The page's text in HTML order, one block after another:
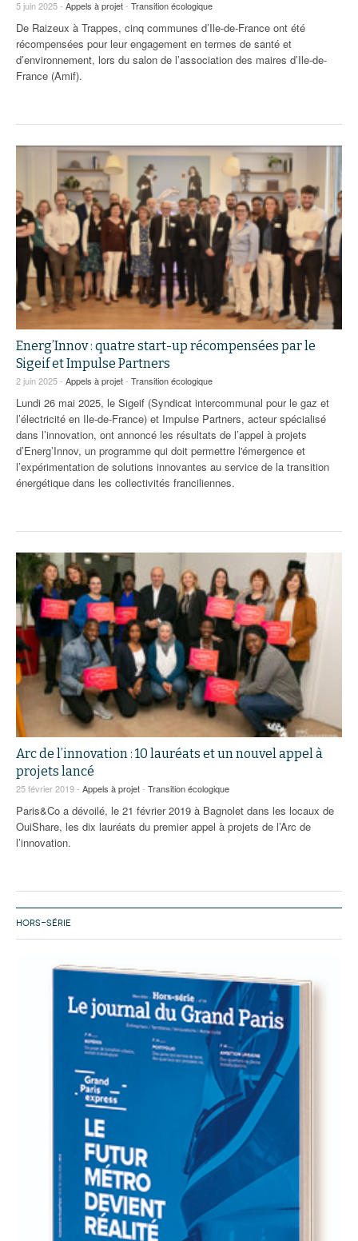
94
95
5 juin 2025 - Appels à projet- Transition écologique
De Raizeux à Trappes, cinq communes d’Ile-de-France ont été
récompensées pour leur engagement en termes de santé et
d’environnement, lors du salon de l’association des maires d’Ile-de-
France (Amif).
Energ’Innov : quatre start-up récompensées par le
Sigeif et Impulse Partners
2 juin 2025 - Appels à projet- Transition écologique
Lundi 26 mai 2025, le Sigeif (Syndicat intercommunal pour le gaz et
l’électricité en Ile-de-France) et Impulse Partners, acteur spécialisé
dans l’innovation, ont annoncé les résultats de l’appel à projets
d’Energ’Innov, un programme qui doit permettre l'émergence et
l’expérimentation de solutions innovantes au service de la transition
énergétique dans les collectivités franciliennes.
Arc de l’innovation : 10 lauréats et un nouvel appel à
projets lancé
25 février 2019 - Appels à projet- Transition écologique
Paris&Co a dévoilé, le 21 février 2019 à Bagnolet dans les locaux de
OuiShare, les dix lauréats du premier appel à projets de l’Arc de
l’innovation.
HORS-SÉRIE